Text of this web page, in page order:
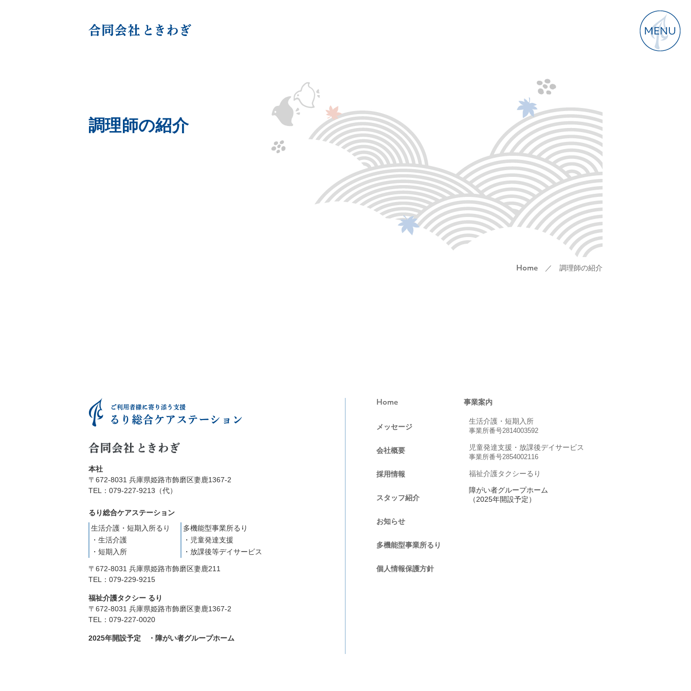
調理師の紹介
Home ／ 調理師の紹介
本社
〒672-8031 兵庫県姫路市飾磨区妻鹿1367-2
TEL：079-227-9213（代）
るり総合ケアステーション
生活介護・短期入所るり
・生活介護
・短期入所
多機能型事業所るり
・児童発達支援
・放課後等デイサービス
〒672-8031 兵庫県姫路市飾磨区妻鹿211
TEL：079-229-9215
福祉介護タクシー るり
〒672-8031 兵庫県姫路市飾磨区妻鹿1367-2
TEL：079-227-0020
2025年開設予定 ・障がい者グループホーム
Home
メッセージ
会社概要
採用情報
スタッフ紹介
お知らせ
多機能型事業所るり
個人情報保護方針
事業案内
生活介護・短期入所
事業所番号2814003592
児童発達支援・放課後デイサービス
事業所番号2854002116
福祉介護タクシーるり
障がい者グループホーム
（2025年開設予定）